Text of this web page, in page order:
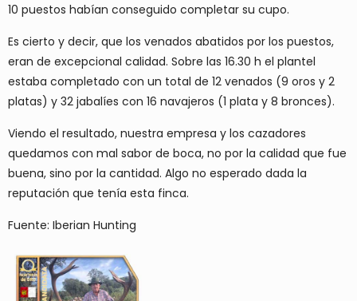
10 puestos habían conseguido completar su cupo.
Es cierto y decir, que los venados abatidos por los puestos,
eran de excepcional calidad. Sobre las 16.30 h el plantel
estaba completado con un total de 12 venados (9 oros y 2
platas) y 32 jabalíes con 16 navajeros (1 plata y 8 bronces).
Viendo el resultado, nuestra empresa y los cazadores
quedamos con mal sabor de boca, no por la calidad que fue
buena, sino por la cantidad. Algo no esperado dada la
reputación que tenía esta finca.
Fuente: Iberian Hunting